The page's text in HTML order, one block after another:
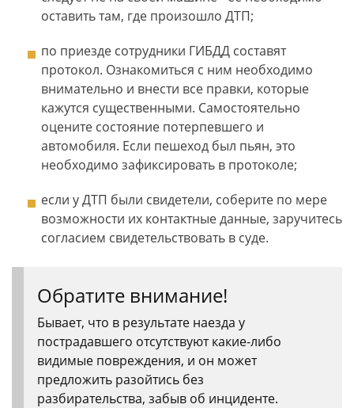
оставить там, где произошло ДТП;
по приезде сотрудники ГИБДД составят
протокол. Ознакомиться с ним необходимо
внимательно и внести все правки, которые
кажутся существенными. Самостоятельно
оцените состояние потерпевшего и
автомобиля. Если пешеход был пьян, это
необходимо зафиксировать в протоколе;
если у ДТП были свидетели, соберите по мере
возможности их контактные данные, заручитесь
согласием свидетельствовать в суде.
Обратите внимание!
Бывает, что в результате наезда у
пострадавшего отсутствуют какие-либо
видимые повреждения, и он может
предложить разойтись без
разбирательства, забыв об инциденте.